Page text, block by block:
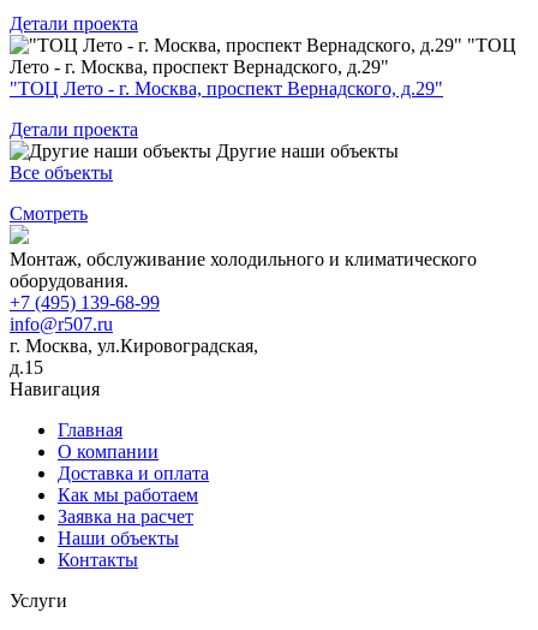
Детали проекта
"ТОЦ
Лето - г. Москва, проспект Вернадского, д.29"
"ТОЦ Лето - г. Москва, проспект Вернадского, д.29"
Детали проекта
Другие наши объекты
Все объекты
Смотреть
Монтаж, обслуживание холодильного и климатического
оборудования.
+7 (495) 139-68-99
info@r507.ru
г. Москва, ул.Кировоградская,
д.15
Навигация
Главная
О компании
Доставка и оплата
Как мы работаем
Заявка на расчет
Наши объекты
Контакты
Услуги